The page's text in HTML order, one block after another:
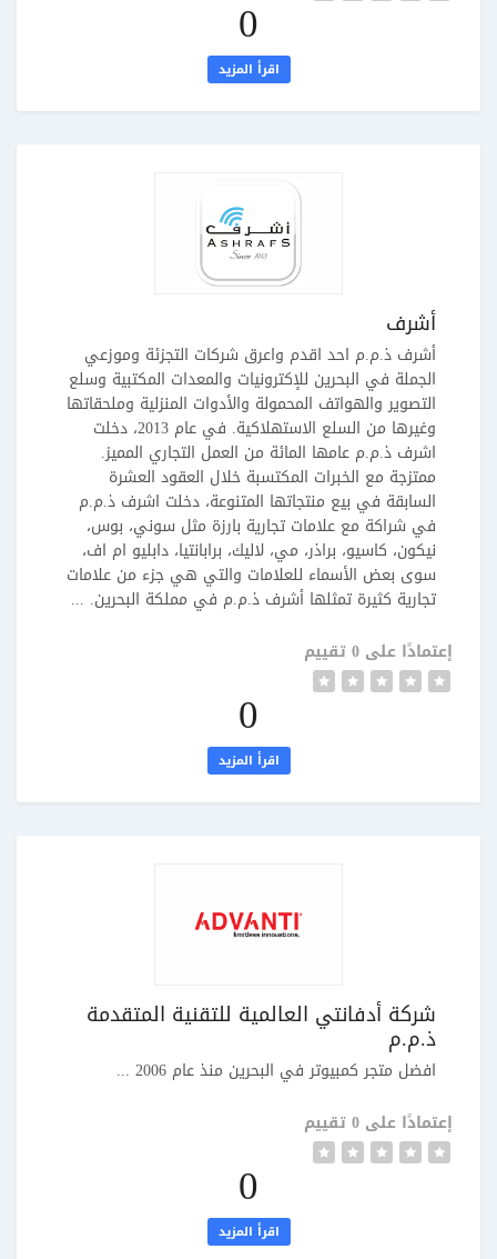
0
اقرأ المزيد
أشرف
أشرف ذ.م.م احد اقدم واعرق شركات التجزئة وموزعي
الجملة في البحرين للإكترونيات والمعدات المكتبية وسلع
التصوير والهواتف المحمولة والأدوات المنزلية وملحقاتها
وغيرها من السلع الاستهلاكية. في عام 2013، دخلت
اشرف ذ.م.م عامها المائة من العمل التجاري المميز.
ممتزجة مع الخبرات المكتسبة خلال العقود العشرة
السابقة في بيع منتجاتها المتنوعة، دخلت اشرف ذ.م.م
في شراكة مع علامات تجارية بارزة مثل سوني، بوس،
نيكون، كاسيو، براذر، مي، لاليك، برابانتيا، دابليو ام اف،
سوى بعض الأسماء للعلامات والتي هي جزء من علامات
تجارية كثيرة تمثلها أشرف ذ.م.م في مملكة البحرين. ...
إعتمادًا على 0 تقييم
0
اقرأ المزيد
شركة أدفانتي العالمية للتقنية المتقدمة
ذ.م.م
افضل متجر كمبيوتر في البحرين منذ عام 2006 ...
إعتمادًا على 0 تقييم
0
اقرأ المزيد